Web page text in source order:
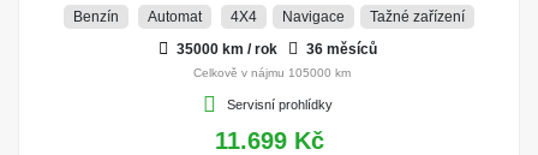
Benzín Automat 4X4 Navigace
Tažné zařízení
35000 km / rok
36 měsíců
Celkově v nájmu 105000 km
Servisní prohlídky
11.699 Kč